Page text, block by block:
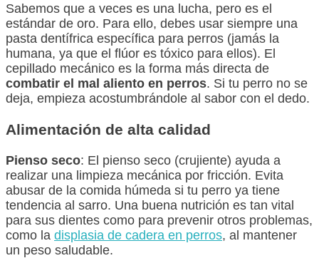
Sabemos que a veces es una lucha, pero es el
estándar de oro. Para ello, debes usar siempre una
pasta dentífrica específica para perros (jamás la
humana, ya que el flúor es tóxico para ellos). El
cepillado mecánico es la forma más directa de
combatir el mal aliento en perros. Si tu perro no se
deja, empieza acostumbrándole al sabor con el dedo.
Alimentación de alta calidad
Pienso seco: El pienso seco (crujiente) ayuda a
realizar una limpieza mecánica por fricción. Evita
abusar de la comida húmeda si tu perro ya tiene
tendencia al sarro. Una buena nutrición es tan vital
para sus dientes como para prevenir otros problemas,
como la displasia de cadera en perros, al mantener
un peso saludable.